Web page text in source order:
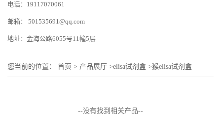
电话：19117070061
邮箱： 501535691@qq.com
地址：金海公路6055号11幢5层
您当前的位置： 首页 > 产品展厅 >elisa试剂盒 >猴elisa试剂盒
--没有找到相关产品--